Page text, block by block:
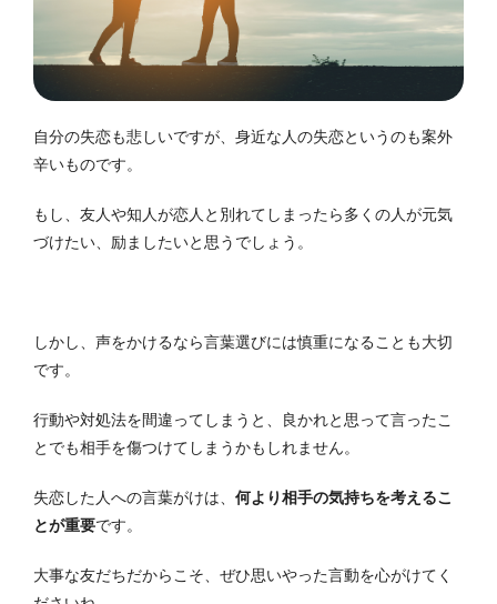
自分の失恋も悲しいですが、身近な人の失恋というのも案外
辛いものです。
もし、友人や知人が恋人と別れてしまったら多くの人が元気
づけたい、励ましたいと思うでしょう。
しかし、声をかけるなら言葉選びには慎重になることも大切
です。
行動や対処法を間違ってしまうと、良かれと思って言ったこ
とでも相手を傷つけてしまうかもしれません。
失恋した人への言葉がけは、 何より相手の気持ちを考えるこ
とが重要です。
大事な友だちだからこそ、ぜひ思いやった言動を心がけてく